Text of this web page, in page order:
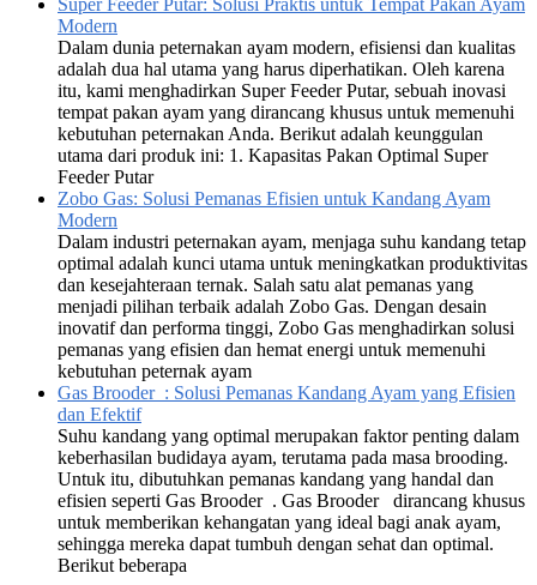
Modern
Dalam dunia peternakan ayam modern, efisiensi dan kualitas
adalah dua hal utama yang harus diperhatikan. Oleh karena
itu, kami menghadirkan Super Feeder Putar, sebuah inovasi
tempat pakan ayam yang dirancang khusus untuk memenuhi
kebutuhan peternakan Anda. Berikut adalah keunggulan
utama dari produk ini: 1. Kapasitas Pakan Optimal Super
Feeder Putar
Zobo Gas: Solusi Pemanas Efisien untuk Kandang Ayam
Modern
Dalam industri peternakan ayam, menjaga suhu kandang tetap
optimal adalah kunci utama untuk meningkatkan produktivitas
dan kesejahteraan ternak. Salah satu alat pemanas yang
menjadi pilihan terbaik adalah Zobo Gas. Dengan desain
inovatif dan performa tinggi, Zobo Gas menghadirkan solusi
pemanas yang efisien dan hemat energi untuk memenuhi
kebutuhan peternak ayam
Gas Brooder : Solusi Pemanas Kandang Ayam yang Efisien
dan Efektif
Suhu kandang yang optimal merupakan faktor penting dalam
keberhasilan budidaya ayam, terutama pada masa brooding.
Untuk itu, dibutuhkan pemanas kandang yang handal dan
efisien seperti Gas Brooder . Gas Brooder dirancang khusus
untuk memberikan kehangatan yang ideal bagi anak ayam,
sehingga mereka dapat tumbuh dengan sehat dan optimal.
Berikut beberapa